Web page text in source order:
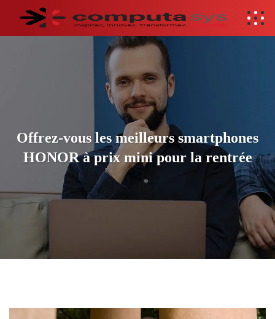
Offrez-vous les meilleurs smartphones
HONOR à prix mini pour la rentrée